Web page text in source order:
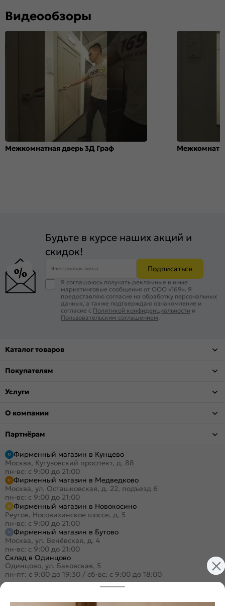
Видеообзоры
Межкомнатная дверь 3Д Граф
Будьте в курсе наших акций и
скидок!
Электронная почта Подписаться
Я соглашаюсь получать рекламные и иные
маркетинговые сообщения от ООО «169». Я
предоставляю согласие на обработку персональных
данных, а также подтверждаю ознакомление и
согласие с Политикой конфиденциальности и
Пользовательским соглашением
Каталог товаров
Покупателям
Услуги
О компании
Партнёрам
Фирменный магазин в Кунцево
Москва, Кутузовский проспект, д. 88
пн-вс: с 9:00 до 21:00
Фирменный магазин в Медведково
Москва, ул. Осташковская, д. 22, подъезд 6
пн-вс: с 9:00 до 21:00
Фирменный магазин в Новокосино
Реутов, Носовихинское шоссе, д. 5
пн-вс: с 9:00 до 21:00
Фирменный магазин в Бутово
Москва, ул. Венёвская, д. 4
пн-вс: с 9:00 до 21:00
Склад в Одинцово
Одинцово, ул. Баковская, 5
пн-пт: с 9:00 до 19:30 / сб-вс: с 9:00 до 18:00